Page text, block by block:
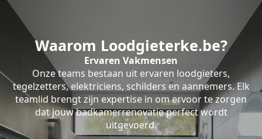
Waarom Loodgieterke.be?
Ervaren Vakmensen
Onze teams bestaan uit ervaren loodgieters,
tegelzetters, elektriciens, schilders en aannemers. Elk
teamlid brengt zijn expertise in om ervoor te zorgen
dat jouw badkamerrenovatie perfect wordt
uitgevoerd.